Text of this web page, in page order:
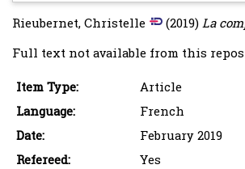
Rieubernet, Christelle (2019)La
Full text not available from this
Item Type:
Article
Language:
French
Date:
February 2019
Refereed:
Yes